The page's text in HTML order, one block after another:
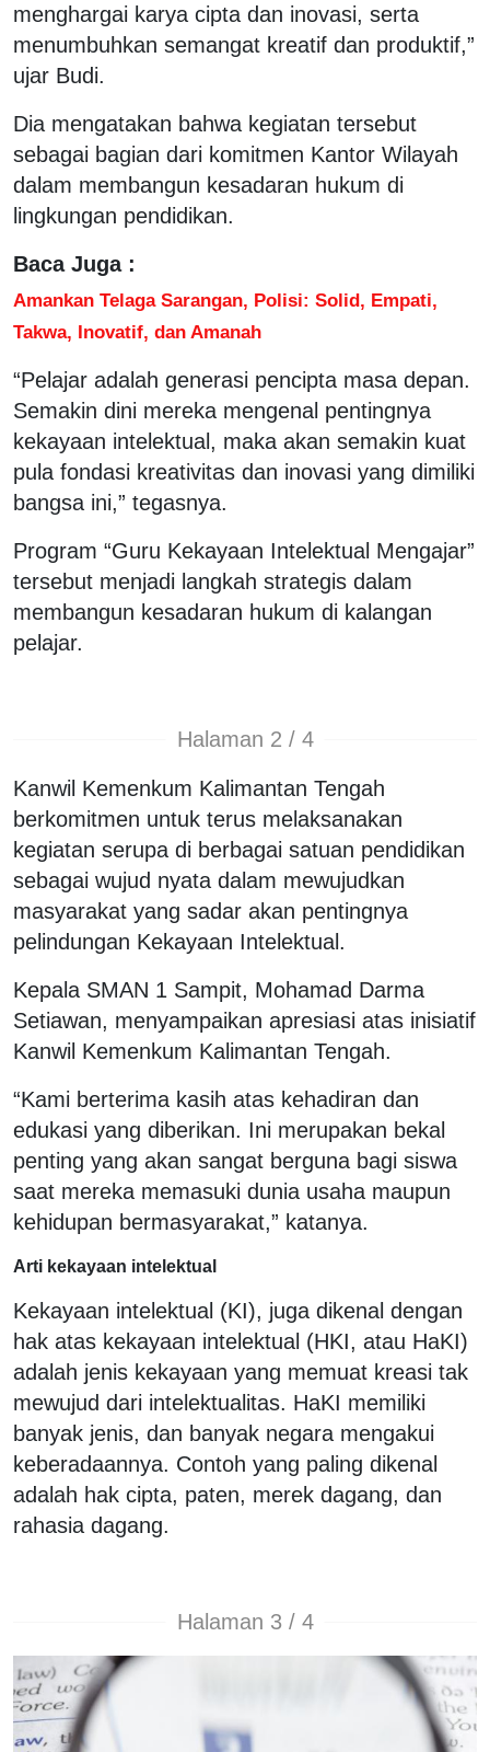
menghargai karya cipta dan inovasi, serta
menumbuhkan semangat kreatif dan produktif,”
ujar Budi.
Dia mengatakan bahwa kegiatan tersebut
sebagai bagian dari komitmen Kantor Wilayah
dalam membangun kesadaran hukum di
lingkungan pendidikan.
Baca Juga :
Amankan Telaga Sarangan, Polisi: Solid, Empati,
Takwa, Inovatif, dan Amanah
“Pelajar adalah generasi pencipta masa depan.
Semakin dini mereka mengenal pentingnya
kekayaan intelektual, maka akan semakin kuat
pula fondasi kreativitas dan inovasi yang dimiliki
bangsa ini,” tegasnya.
Program “Guru Kekayaan Intelektual Mengajar”
tersebut menjadi langkah strategis dalam
membangun kesadaran hukum di kalangan
pelajar.
Halaman 2 / 4
Kanwil Kemenkum Kalimantan Tengah
berkomitmen untuk terus melaksanakan
kegiatan serupa di berbagai satuan pendidikan
sebagai wujud nyata dalam mewujudkan
masyarakat yang sadar akan pentingnya
pelindungan Kekayaan Intelektual.
Kepala SMAN 1 Sampit, Mohamad Darma
Setiawan, menyampaikan apresiasi atas inisiatif
Kanwil Kemenkum Kalimantan Tengah.
“Kami berterima kasih atas kehadiran dan
edukasi yang diberikan. Ini merupakan bekal
penting yang akan sangat berguna bagi siswa
saat mereka memasuki dunia usaha maupun
kehidupan bermasyarakat,” katanya.
Arti kekayaan intelektual
Kekayaan intelektual (KI), juga dikenal dengan
hak atas kekayaan intelektual (HKI, atau HaKI)
adalah jenis kekayaan yang memuat kreasi tak
mewujud dari intelektualitas. HaKI memiliki
banyak jenis, dan banyak negara mengakui
keberadaannya. Contoh yang paling dikenal
adalah hak cipta, paten, merek dagang, dan
rahasia dagang.
Halaman 3 / 4